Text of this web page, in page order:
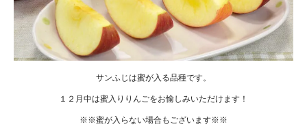
サンふじは蜜が入る品種です。
１２月中は蜜入りりんごをお愉しみいただけます！
※※蜜が入らない場合もございます※※